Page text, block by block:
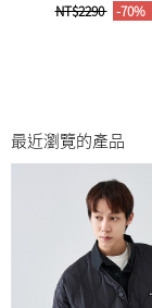
NT$2290 -70%
最近瀏覽的產品